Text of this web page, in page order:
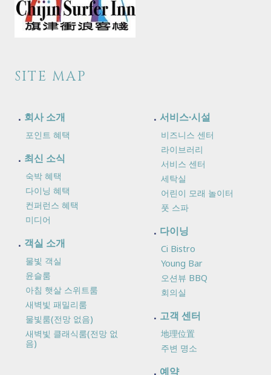
SITE MAP
회사 소개
포인트 혜택
최신 소식
숙박 혜택
다이닝 혜택
컨퍼런스 혜택
미디어
객실 소개
물빛 객실
윤슬룸
아침 햇살 스위트룸
새벽빛 패밀리룸
물빛룸(전망 없음)
새벽빛 클래식룸(전망 없
음)
서비스·시설
비즈니스 센터
라이브러리
서비스 센터
세탁실
어린이 모래 놀이터
풋 스파
다이닝
Ci Bistro
Young Bar
오션뷰 BBQ
회의실
고객 센터
地理位置
주변 명소
예약